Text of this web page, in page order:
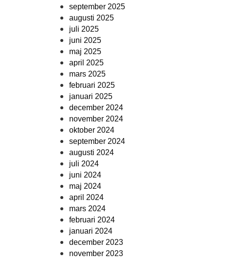
september 2025
augusti 2025
juli 2025
juni 2025
maj 2025
april 2025
mars 2025
februari 2025
januari 2025
december 2024
november 2024
oktober 2024
september 2024
augusti 2024
juli 2024
juni 2024
maj 2024
april 2024
mars 2024
februari 2024
januari 2024
december 2023
november 2023